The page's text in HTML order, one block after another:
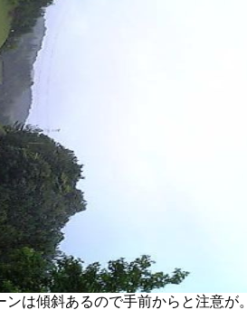
は傾斜あるので手前からと注意が。